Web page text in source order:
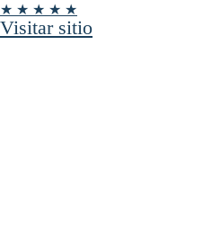
★ ★ ★ ★ ★
Visitar sitio